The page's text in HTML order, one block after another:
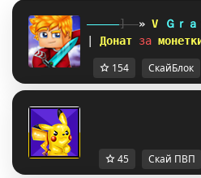
-----]--» [ Ｇｒ
Донат за
154 СкайБлок
45 Скай ПВП